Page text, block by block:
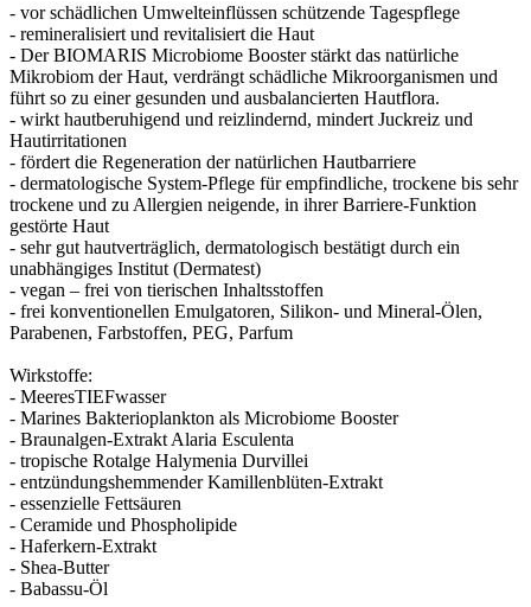
- vor schädlichen Umwelteinflüssen schützende Tagespflege
- remineralisiert und revitalisiert die Haut
- Der BIOMARIS Microbiome Booster stärkt das natürliche
Mikrobiom der Haut, verdrängt schädliche Mikroorganismen und
führt so zu einer gesunden und ausbalancierten Hautflora.
- wirkt hautberuhigend und reizlindernd, mindert Juckreiz und
Hautirritationen
- fördert die Regeneration der natürlichen Hautbarriere
- dermatologische System-Pflege für empfindliche, trockene bis sehr
trockene und zu Allergien neigende, in ihrer Barriere-Funktion
gestörte Haut
- sehr gut hautverträglich, dermatologisch bestätigt durch ein
unabhängiges Institut (Dermatest)
- vegan – frei von tierischen Inhaltsstoffen
- frei konventionellen Emulgatoren, Silikon- und Mineral-Ölen,
Parabenen, Farbstoffen, PEG, Parfum
Wirkstoffe:
- MeeresTIEFwasser
- Marines Bakterioplankton als Microbiome Booster
- Braunalgen-Extrakt Alaria Esculenta
- tropische Rotalge Halymenia Durvillei
- entzündungshemmender Kamillenblüten-Extrakt
- essenzielle Fettsäuren
- Ceramide und Phospholipide
- Haferkern-Extrakt
- Shea-Butter
- Babassu-Öl